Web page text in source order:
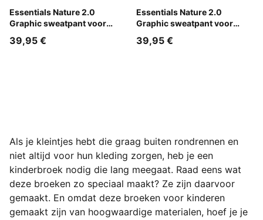
Essentials Nature 2.0
Graphic sweatpant voor
Misty Pink
39,95 €
Essentials Nature 2.0
Graphic sweatpant voor
Puma Black
39,95 €
Als je kleintjes hebt die graag buiten rondrennen en
niet altijd voor hun kleding zorgen, heb je een
kinderbroek nodig die lang meegaat. Raad eens wat
deze broeken zo speciaal maakt? Ze zijn daarvoor
gemaakt. En omdat deze broeken voor kinderen
gemaakt zijn van hoogwaardige materialen, hoef je je